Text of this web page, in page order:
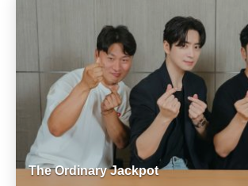
The Ordinary Jackpot